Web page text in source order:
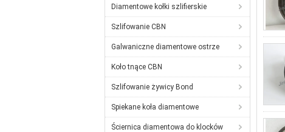
Diamentowe kołki szlifierskie
Szlifowanie CBN
Galwaniczne diamentowe ostrze
Koło tnące CBN
Szlifowanie żywicy Bond
Spiekane koła diamentowe
Ściernica diamentowa do klocków